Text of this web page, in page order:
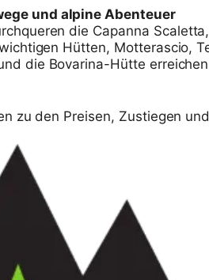
und alpine Abenteuer
die Capanna
Hütten, Motterascio,
die Bovarina-Hütte
zu den Preisen, Zustiegen